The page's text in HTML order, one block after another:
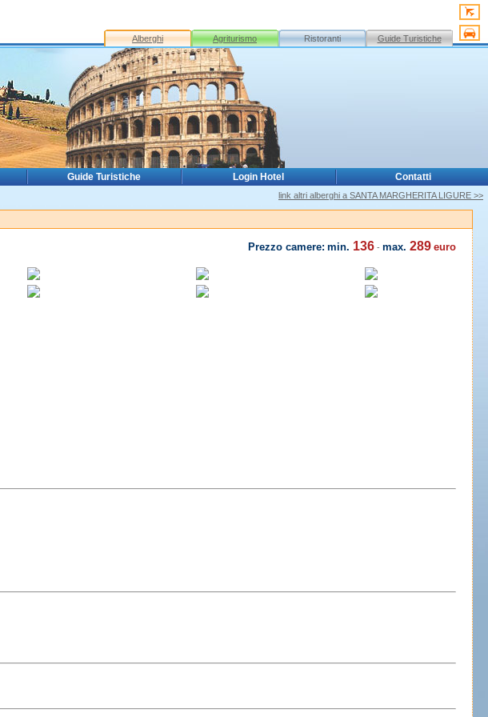
Alberghi Agriturismo Ristoranti Guide Turistiche
Guide Turistiche Login Hotel Contatti
link altri alberghi a SANTA MARGHERITA LIGURE >>
Prezzo camere: min. 136 - max. 289 euro